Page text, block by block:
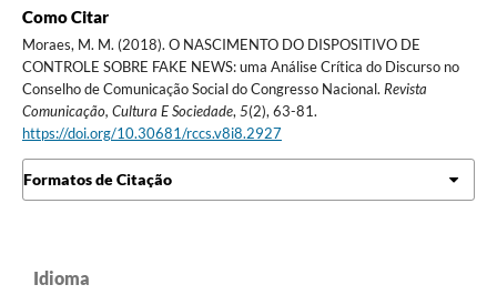
Como Citar
Moraes, M. M. (2018). O NASCIMENTO DO DISPOSITIVO DE
CONTROLE SOBRE FAKE NEWS: uma Análise Crítica do Discurso no
Conselho de Comunicação Social do Congresso Nacional. Revista
Comunicação, Cultura E Sociedade, 5(2), 63-81.
https://doi.org/10.30681/rccs.v8i8.2927
Formatos de Citação
Idioma